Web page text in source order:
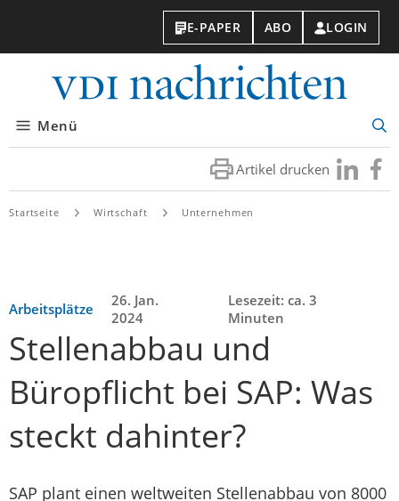
E-PAPER ABO LOGIN
Menü
Artikel drucken Besuchen
Sie
Sie
Startseite Wirtschaft Unternehmen
Arbeitsplätze
26. Jan.
2024
Lesezeit: ca. 3
Minuten
Stellenabbau und
Büropflicht bei SAP: Was
steckt dahinter?
SAP plant einen weltweiten Stellenabbau von 8000